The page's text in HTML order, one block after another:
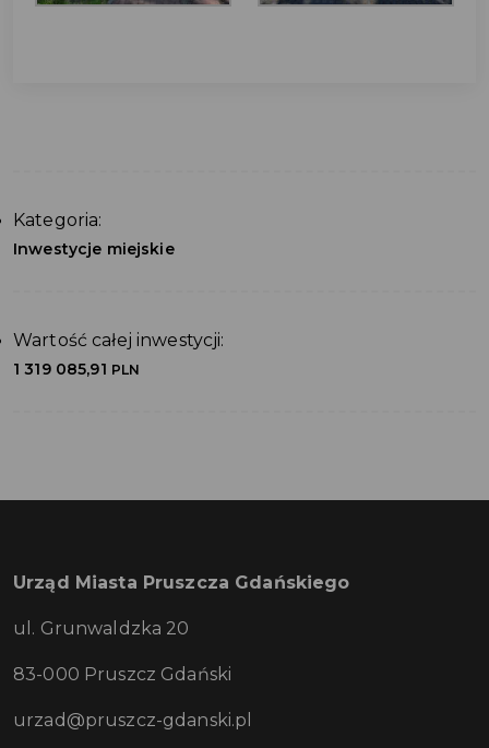
Kategoria:
Inwestycje miejskie
Wartość całej inwestycji:
1 319 085,91 PLN
Urząd Miasta Pruszcza Gdańskiego
ul. Grunwaldzka 20
83-000 Pruszcz Gdański
urzad@pruszcz-gdanski.pl